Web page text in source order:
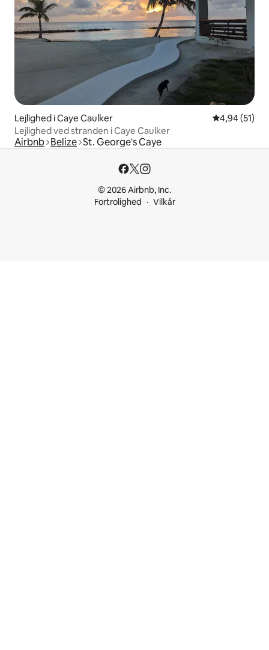
Lejlighed i Caye Caulker 4,94 ud af 5
4,94 (51)
Lejlighed ved stranden i Caye Caulker
Airbnb Belize St. George's Caye
© 2026 Airbnb, Inc.
Fortrolighed
Vilkår